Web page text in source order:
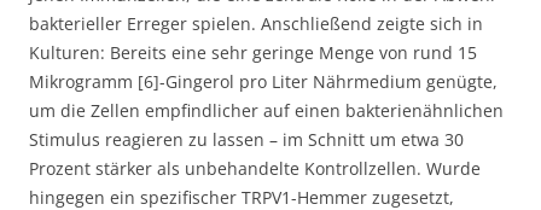
bakterieller Erreger spielen. Anschließend zeigte sich in
Kulturen: Bereits eine sehr geringe Menge von rund 15
Mikrogramm [6]-Gingerol pro Liter Nährmedium genügte,
um die Zellen empfindlicher auf einen bakterienähnlichen
Stimulus reagieren zu lassen – im Schnitt um etwa 30
Prozent stärker als unbehandelte Kontrollzellen. Wurde
hingegen ein spezifischer TRPV1-Hemmer zugesetzt,